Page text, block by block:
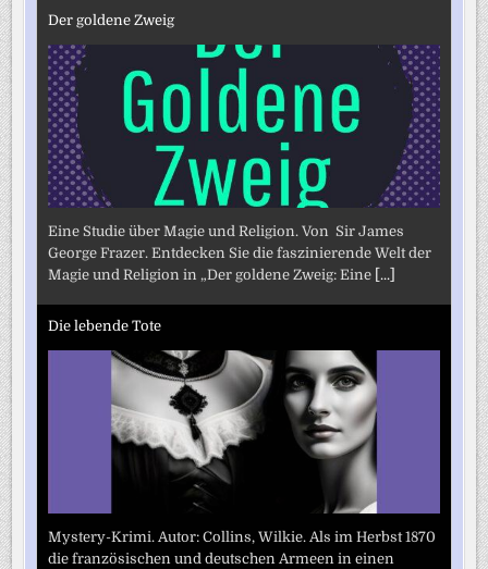
Der goldene Zweig
Eine Studie über Magie und Religion. Von Sir James
George Frazer. Entdecken Sie die faszinierende Welt der
Magie und Religion in „Der goldene Zweig: Eine [...]
Die lebende Tote
Mystery-Krimi. Autor: Collins, Wilkie. Als im Herbst 1870
die französischen und deutschen Armeen in einen